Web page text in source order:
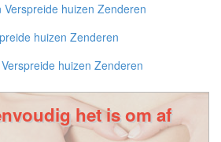
Verspreide huizen Zenderen
huizen Zenderen
huizen Zenderen
het is om af